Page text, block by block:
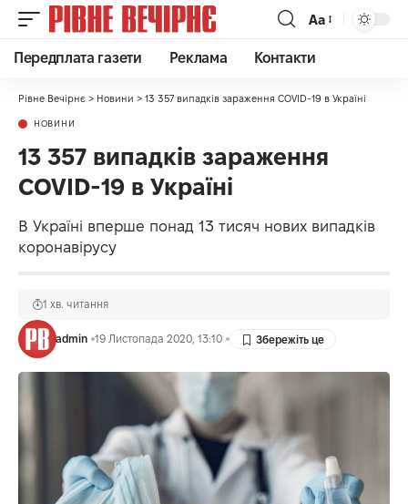
Аа
Передплата газети Реклама Контакти
Рівне Вечірнє > Новини > 13 357 випадків зараження COVID-19 в Україні
НОВИНИ
13 357 випадків зараження
COVID-19 в Україні
В Україні вперше понад 13 тисяч нових випадків
коронавірусу
admin 19 Листопада 2020, 13:10
1 хв. читання